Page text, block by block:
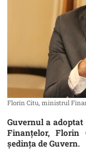
Florin Citu, ministrul
Guvernul a
Finanțelor,
ședința de Guvern.